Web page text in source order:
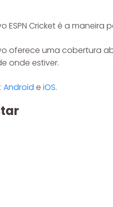
ESPN Cricket é a
oferece uma cobertura
onde estiver.
Android e iOS.